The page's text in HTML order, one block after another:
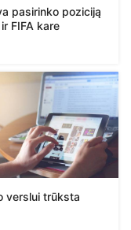
pasirinko poziciją
ir FIFA kare
verslui trūksta